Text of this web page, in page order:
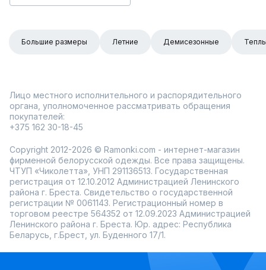
Большие размеры Летние Демисезонные
Лицо местного исполнительного и распорядительного
органа, уполномоченное рассматривать обращения
покупателей:
+375 162 30-18-45
Copyright 2012-2026 © Ramonki.com - интернет-магазин
фирменной белорусской одежды. Все права защищены.
ЧТУП «Чиколетта», УНП 291136513. Государственная
регистрация от 12.10.2012 Администрацией Ленинского
района г. Бреста. Свидетельство о государственной
регистрации № 0061143. Регистрационный номер в
торговом реестре 564352 от 12.09.2023 Администрацией
Ленинского района г. Бреста. Юр. адрес: Республика
Беларусь, г.Брест, ул. Буденного 17/1.